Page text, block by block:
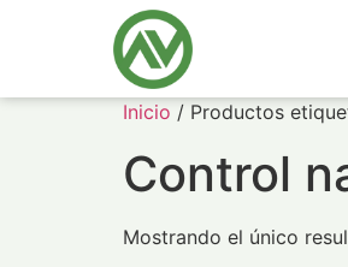
Inicio / Productos
Control
Mostrando el único